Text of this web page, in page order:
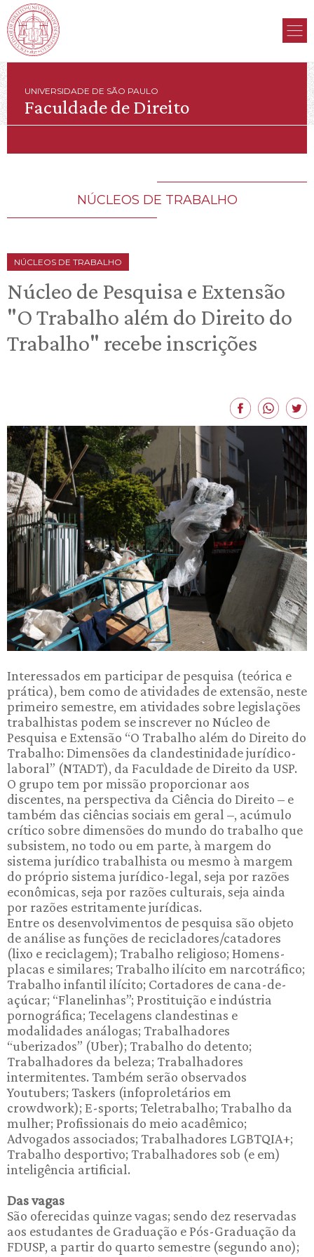
UNIVERSIDADE DE SÃO PAULO
Faculdade de Direito
NÚCLEOS DE TRABALHO
NÚCLEOS DE TRABALHO
Núcleo de Pesquisa e Extensão
"O Trabalho além do Direito do
Trabalho" recebe inscrições
Interessados em participar de pesquisa (teórica e
prática), bem como de atividades de extensão, neste
primeiro semestre, em atividades sobre legislações
trabalhistas podem se inscrever no Núcleo de
Pesquisa e Extensão “O Trabalho além do Direito do
Trabalho: Dimensões da clandestinidade jurídico-
laboral” (NTADT), da Faculdade de Direito da USP.
O grupo tem por missão proporcionar aos
discentes, na perspectiva da Ciência do Direito – e
também das ciências sociais em geral –, acúmulo
crítico sobre dimensões do mundo do trabalho que
subsistem, no todo ou em parte, à margem do
sistema jurídico trabalhista ou mesmo à margem
do próprio sistema jurídico-legal, seja por razões
econômicas, seja por razões culturais, seja ainda
por razões estritamente jurídicas.
Entre os desenvolvimentos de pesquisa são objeto
de análise as funções de recicladores/catadores
(lixo e reciclagem); Trabalho religioso; Homens-
placas e similares; Trabalho ilícito em narcotráfico;
Trabalho infantil ilícito; Cortadores de cana-de-
açúcar; “Flanelinhas”; Prostituição e indústria
pornográfica; Tecelagens clandestinas e
modalidades análogas; Trabalhadores
“uberizados” (Uber); Trabalho do detento;
Trabalhadores da beleza; Trabalhadores
intermitentes. Também serão observados
Youtubers; Taskers (infoproletários em
crowdwork); E-sports; Teletrabalho; Trabalho da
mulher; Profissionais do meio acadêmico;
Advogados associados; Trabalhadores LGBTQIA+;
Trabalho desportivo; Trabalhadores sob (e em)
inteligência artificial.
Das vagas
São oferecidas quinze vagas; sendo dez reservadas
aos estudantes de Graduação e Pós-Graduação da
FDUSP, a partir do quarto semestre (segundo ano);